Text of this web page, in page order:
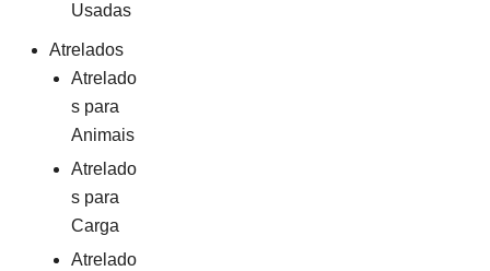
Usadas
Atrelados
Atrelado
s para
Animais
Atrelado
s para
Carga
Atrelado